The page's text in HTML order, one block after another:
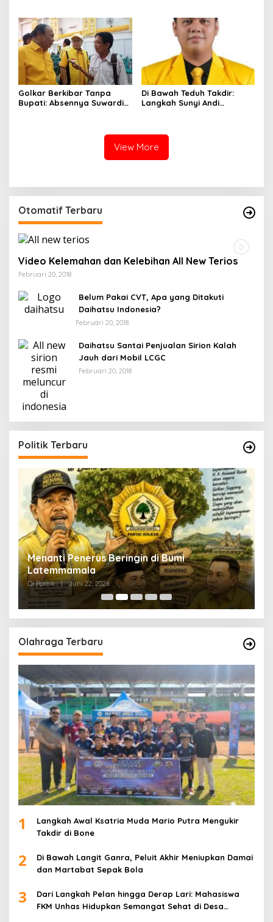
Mengubah Arah Tafsir
Golkar Berkibar Tanpa
Bupati: Absennya Suwardi
Di Bawah Teduh Takdir:
Langkah Sunyi Andi
View More
Otomatif Terbaru
Video Kelemahan dan Kelebihan All New Terios
Februari 20, 2018
Belum Pakai CVT, Apa yang Ditakuti
Daihatsu Indonesia?
Februari 20, 2018
Daihatsu Santai Penjualan Sirion Kalah
Jauh dari Mobil LCGC
Februari 20, 2018
Politik Terbaru
Menanti Penerus Beringin di Bumi
Latemmamala
Di Politik | Juni 22, 2026
Olahraga Terbaru
1
Langkah Awal Ksatria Muda Mario Putra Mengukir
Takdir di Bone
2
Di Bawah Langit Ganra, Peluit Akhir Meniupkan Damai
dan Martabat Sepak Bola
3
Dari Langkah Pelan hingga Derap Lari: Mahasiswa
FKM Unhas Hidupkan Semangat Sehat di Desa